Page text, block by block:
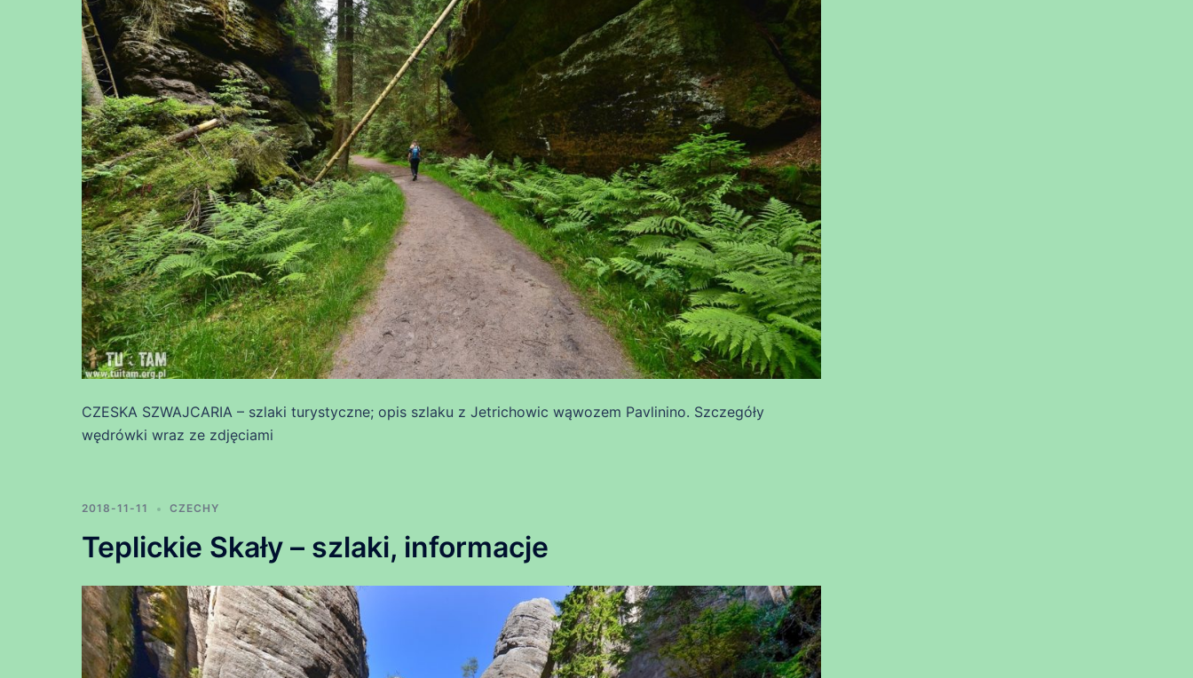
CZESKA SZWAJCARIA – szlaki turystyczne; opis szlaku z Jetrichowic wąwozem Pavlinino. Szczegóły
wędrówki wraz ze zdjęciami
2018-11-11 CZECHY
Teplickie Skały – szlaki, informacje